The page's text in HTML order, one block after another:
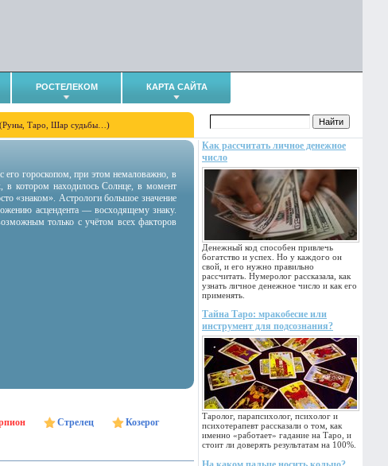
РОСТЕЛЕКОМ КАРТА САЙТА
(Руны, Таро, Шар судьбы…)
Как рассчитать личное денежное
число
Денежный код способен привлечь
богатство и успех. Но у каждого он
свой, и его нужно правильно
рассчитать. Нумеролог рассказала, как
узнать личное денежное число и как его
применять.
Тайна Таро: мракобесие или
инструмент для подсознания?
Таролог, парапсихолог, психолог и
психотерапевт рассказали о том, как
именно «работает» гадание на Таро, и
стоит ли доверять результатам на 100%.
его гороскопом, при этом немаловажно, в
в котором находилось Солнце, в момент
«знаком». Астрологи большое значение
асцендента — восходящему знаку.
только с учётом всех факторов
Стрелец
Козерог